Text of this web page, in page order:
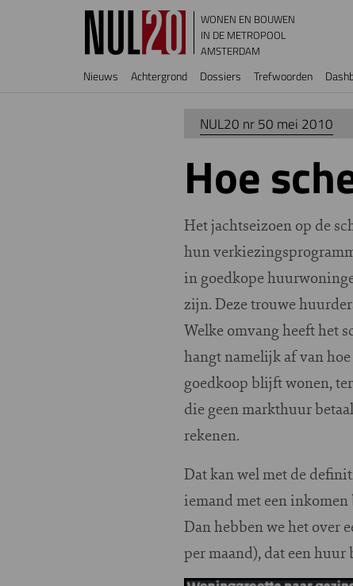
Overslaan en naar de inhoud gaan
WONEN EN BOUWEN
IN DE METROPOOL
AMSTERDAM
Hoofdnavigatie
Nieuws Achtergrond Dossiers Trefwoorden
NUL20 nr 50 mei 2010
Hoe
Het jachtseizoen op de
hun
in goedkope
zijn. Deze trouwe
Welke omvang heeft het
hangt namelijk af van
goedkoop blijft wonen,
die geen markthuur
rekenen.
Dat kan wel met de
iemand met een
Dan hebben we het over
per maand), dat een